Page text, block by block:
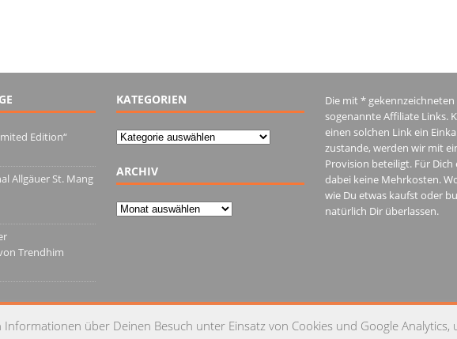
Edition“
Allgäuer St. Mang
Trendhim
KATEGORIEN
Kategorien
ARCHIV
Archiv
Die mit * gekennzeichneten
sogenannte Affiliate Links.
einen solchen Link ein
zustande, werden wir mit
Provision beteiligt. Für
dabei keine Mehrkosten.
wie Du etwas kaufst oder
natürlich Dir überlassen.
über Deinen Besuch unter Einsatz von Cookies und Google